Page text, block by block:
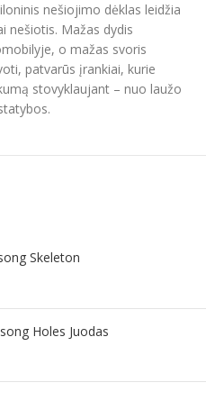
nešiojimo dėklas leidžia
nešiotis. Mažas dydis
o mažas svoris
patvarūs įrankiai, kurie
stovyklaujant – nuo laužo
Skeleton
Holes Juodas